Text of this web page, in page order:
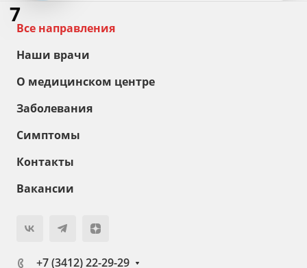
7
Все направления
Наши врачи
О медицинском центре
Заболевания
Симптомы
Контакты
Вакансии
+7 (3412) 22-29-29